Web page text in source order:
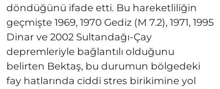
döndüğünü ifade etti. Bu hareketliliğin
geçmişte 1969, 1970 Gediz (M 7.2), 1971, 1995
Dinar ve 2002 Sultandağı-Çay
depremleriyle bağlantılı olduğunu
belirten Bektaş, bu durumun bölgedeki
fay hatlarında ciddi stres birikimine yol